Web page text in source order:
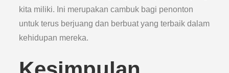
kita miliki. Ini merupakan cambuk bagi penonton
untuk terus berjuang dan berbuat yang terbaik dalam
kehidupan mereka.